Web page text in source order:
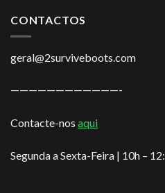
CONTACTOS
geral@2surviveboots.com
————————————-
Contacte-nos aqui
Segunda a Sexta-Feira | 10h –